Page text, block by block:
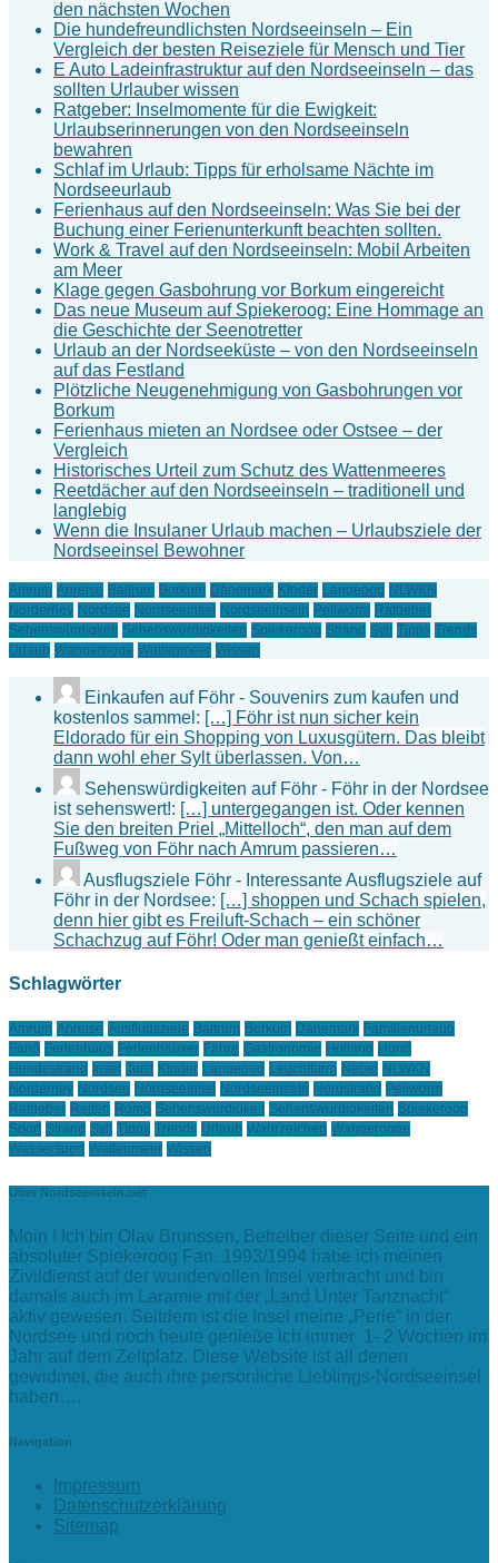
den nächsten Wochen
Die hundefreundlichsten Nordseeinseln – Ein
Vergleich der besten Reiseziele für Mensch und Tier
E Auto Ladeinfrastruktur auf den Nordseeinseln – das
sollten Urlauber wissen
Ratgeber: Inselmomente für die Ewigkeit:
Urlaubserinnerungen von den Nordseeinseln
bewahren
Schlaf im Urlaub: Tipps für erholsame Nächte im
Nordseeurlaub
Ferienhaus auf den Nordseeinseln: Was Sie bei der
Buchung einer Ferienunterkunft beachten sollten.
Work & Travel auf den Nordseeinseln: Mobil Arbeiten
am Meer
Klage gegen Gasbohrung vor Borkum eingereicht
Das neue Museum auf Spiekeroog: Eine Hommage an
die Geschichte der Seenotretter
Urlaub an der Nordseeküste – von den Nordseeinseln
auf das Festland
Plötzliche Neugenehmigung von Gasbohrungen vor
Borkum
Ferienhaus mieten an Nordsee oder Ostsee – der
Vergleich
Historisches Urteil zum Schutz des Wattenmeeres
Reetdächer auf den Nordseeinseln – traditionell und
langlebig
Wenn die Insulaner Urlaub machen – Urlaubsziele der
Nordseeinsel Bewohner
Amrum Anreise Baltrum Borkum Dänemark KInder Langeoog NLWKN
Norderney Nordsee Nordseeinsel Nordseeinseln Pellworm Ratgeber
Sehenswürdigkeit Sehenswürdigkeiten Spiekeroog Strand Sylt Tipps Trends
Urlaub Wangerooge Wattenmeer Wissen
Einkaufen auf Föhr - Souvenirs zum kaufen und
kostenlos sammel: […] Föhr ist nun sicher kein
Eldorado für ein Shopping von Luxusgütern. Das bleibt
dann wohl eher Sylt überlassen. Von…
Sehenswürdigkeiten auf Föhr - Föhr in der Nordsee
ist sehenswert!: […] untergegangen ist. Oder kennen
Sie den breiten Priel „Mittelloch“, den man auf dem
Fußweg von Föhr nach Amrum passieren…
Ausflugsziele Föhr - Interessante Ausflugsziele auf
Föhr in der Nordsee: […] shoppen und Schach spielen,
denn hier gibt es Freiluft-Schach – ein schöner
Schachzug auf Föhr! Oder man genießt einfach…
Schlagwörter
Amrum Anreise Ausflugsziele Baltrum Borkum Dänemark Familienurlaub
Fanö Ferienhaus Ferienhäuser Fähre Gastronomie Holland
Hund
Hundestrand
Insel Juist KInder Langeoog Leuchtturm Nebel
NLWKN
Norderney Nordsee Nordseeinsel Nordseeinseln Nordstrand
Pellworm
Ratgeber Reiten Romö Sehenswürdigkeit Sehenswürdigkeiten Spiekeroog
Sport Strand Sylt Tipps Trends Urlaub Wahrzeichen Wangerooge
Wassersport Wattenmeer Wissen
Über Nordseeinseln.net
Moin ! Ich bin Olav Brunssen, Betreiber dieser Seite und ein
absoluter Spiekeroog Fan. 1993/1994 habe ich meinen
Zivildienst auf der wundervollen Insel verbracht und bin
damals auch im Laramie mit der „Land Unter Tanznacht“
aktiv gewesen. Seitdem ist die Insel meine „Perle“ in der
Nordsee und noch heute genieße ich immer 1- 2 Wochen im
Jahr auf dem Zeltplatz. Diese Website ist all denen
gewidmet, die auch ihre persönliche Lieblings-Nordseeinsel
haben….
Navigation
Impressum
Datenschutzerklärung
Sitemap